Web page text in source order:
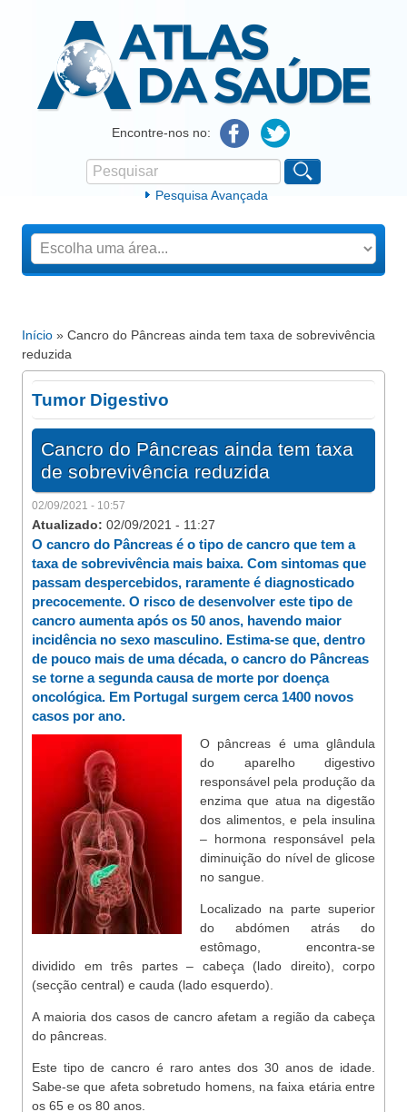
Atlas da SaúdeEncontre-nos no:
Formulário de procura
Pesquisar
Pesquisa Avançada
Está aqui
Início » Cancro do Pâncreas ainda tem taxa de sobrevivência
reduzida
Tumor Digestivo
Cancro do Pâncreas ainda tem taxa
de sobrevivência reduzida
02/09/2021 - 10:57
Atualizado: 02/09/2021 - 11:27
O cancro do Pâncreas é o tipo de cancro que tem a
taxa de sobrevivência mais baixa. Com sintomas que
passam despercebidos, raramente é diagnosticado
precocemente. O risco de desenvolver este tipo de
cancro aumenta após os 50 anos, havendo maior
incidência no sexo masculino. Estima-se que, dentro
de pouco mais de uma década, o cancro do Pâncreas
se torne a segunda causa de morte por doença
oncológica. Em Portugal surgem cerca 1400 novos
casos por ano.
O pâncreas é uma glândula
do aparelho digestivo
responsável pela produção da
enzima que atua na digestão
dos alimentos, e pela insulina
– hormona responsável pela
diminuição do nível de glicose
no sangue.
Localizado na parte superior
do abdómen atrás do
estômago, encontra-se
dividido em três partes – cabeça (lado direito), corpo
(secção central) e cauda (lado esquerdo).
A maioria dos casos de cancro afetam a região da cabeça
do pâncreas.
Este tipo de cancro é raro antes dos 30 anos de idade.
Sabe-se que afeta sobretudo homens, na faixa etária entre
os 65 e os 80 anos.